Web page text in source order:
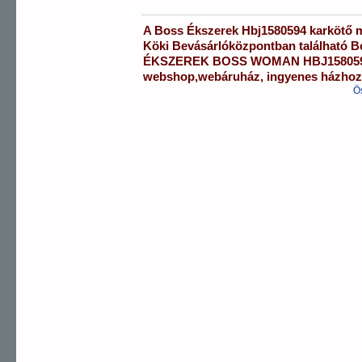
A Boss Ékszerek Hbj1580594 karkötő
Köki Bevásárlóközpontban található
ÉKSZEREK BOSS WOMAN
webshop,webáruház, ingyenes